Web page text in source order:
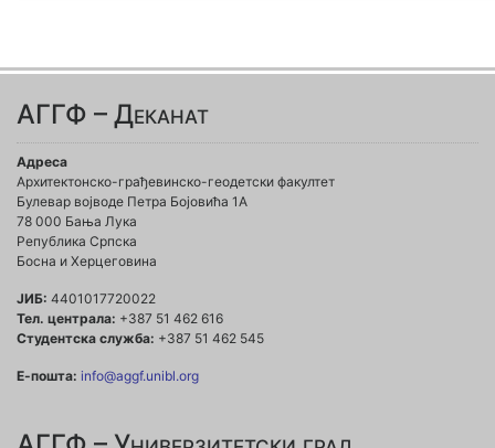
АГГФ – Деканат
Адреса
Архитектонско-грађевинско-геодетски факултет
Булевар војводе Петра Бојовића 1A
78 000 Бања Лука
Република Српска
Босна и Херцеговина
ЈИБ: 4401017720022
Тел. централа: +387 51 462 616
Студентска служба: +387 51 462 545
Е-пошта: info@aggf.unibl.org